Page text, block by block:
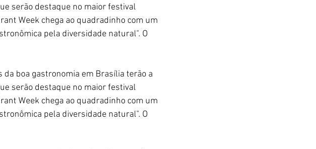
serão destaque no maior festival
Week chega ao quadradinho com um
pela diversidade natural". O
boa gastronomia em Brasília terão a
serão destaque no maior festival
Week chega ao quadradinho com um
pela diversidade natural". O